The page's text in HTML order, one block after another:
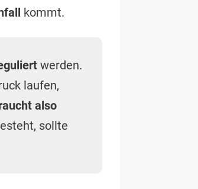
kommt.
werden.
laufen,
also
sollte